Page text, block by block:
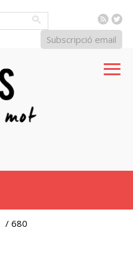
RSS
Subscripció email
/ 680